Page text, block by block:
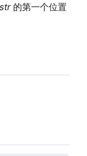
str的第一个位置